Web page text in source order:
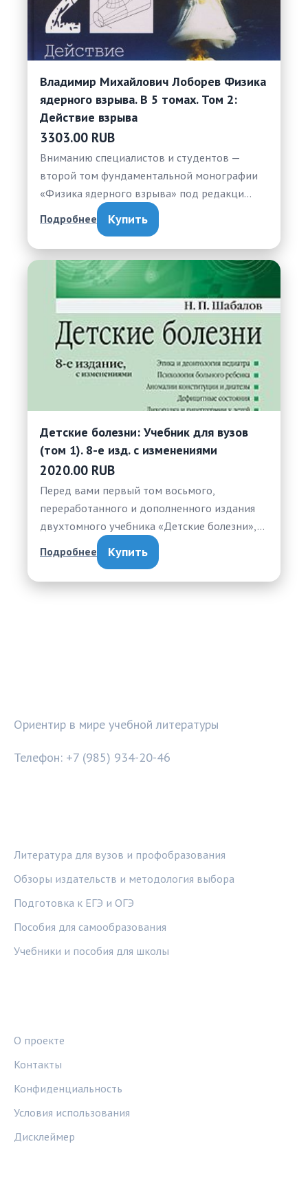
Владимир Михайлович Лоборев Физика
ядерного взрыва. В 5 томах. Том 2:
Действие взрыва
3303.00 RUB
Вниманию специалистов и студентов —
второй том фундаментальной монографии
«Физика ядерного взрыва» под редакци…
Подробнее Купить
Детские болезни: Учебник для вузов
(том 1). 8-е изд. с изменениями
2020.00 RUB
Перед вами первый том восьмого,
переработанного и дополненного издания
двухтомного учебника «Детские болезни»,…
Подробнее Купить
Ориентир в мире учебной литературы
Телефон: +7 (985) 934-20-46
Литература для вузов и профобразования
Обзоры издательств и методология выбора
Подготовка к ЕГЭ и ОГЭ
Пособия для самообразования
Учебники и пособия для школы
О проекте
Контакты
Конфиденциальность
Условия использования
Дисклеймер